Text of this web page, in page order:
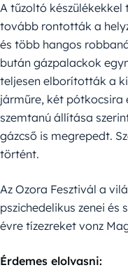
A tűzoltó
tovább rontották a
és több hangos
bután gázpalackok
teljesen elborították a
járműre, két pótkocsira
szemtanú állítása
gázcső is megrepedt.
történt.
Az Ozora Fesztivál a
pszichedelikus zenei és
évre tízezreket vonz
Érdemes elolvasni: